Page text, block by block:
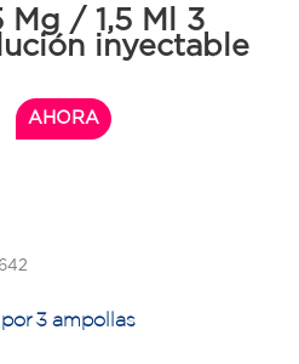
Mg / 1,5 Ml 3
inyectable
AHORA
3 ampollas